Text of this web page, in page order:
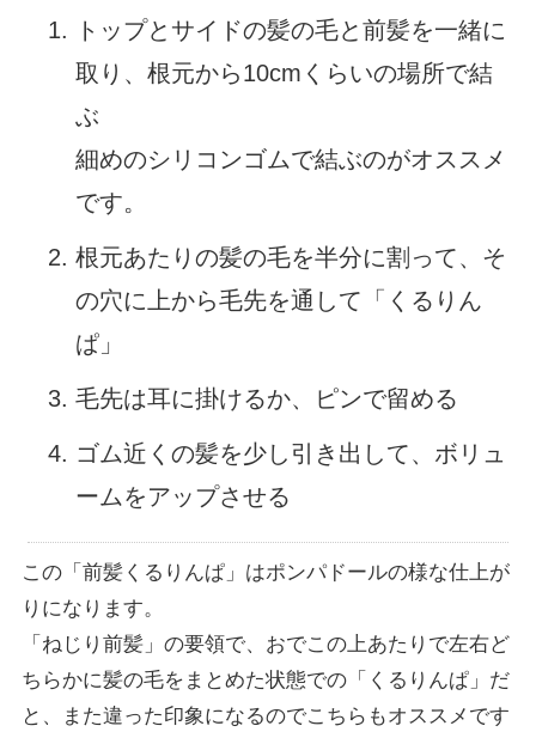
トップとサイドの髪の毛と前髪を一緒に
取り、根元から10cmくらいの場所で結
ぶ
細めのシリコンゴムで結ぶのがオススメ
です。
根元あたりの髪の毛を半分に割って、そ
の穴に上から毛先を通して「くるりん
ぱ」
毛先は耳に掛けるか、ピンで留める
ゴム近くの髪を少し引き出して、ボリュ
ームをアップさせる
この「前髪くるりんぱ」はポンパドールの様な仕上が
りになります。
「ねじり前髪」の要領で、おでこの上あたりで左右ど
ちらかに髪の毛をまとめた状態での「くるりんぱ」だ
と、また違った印象になるのでこちらもオススメです